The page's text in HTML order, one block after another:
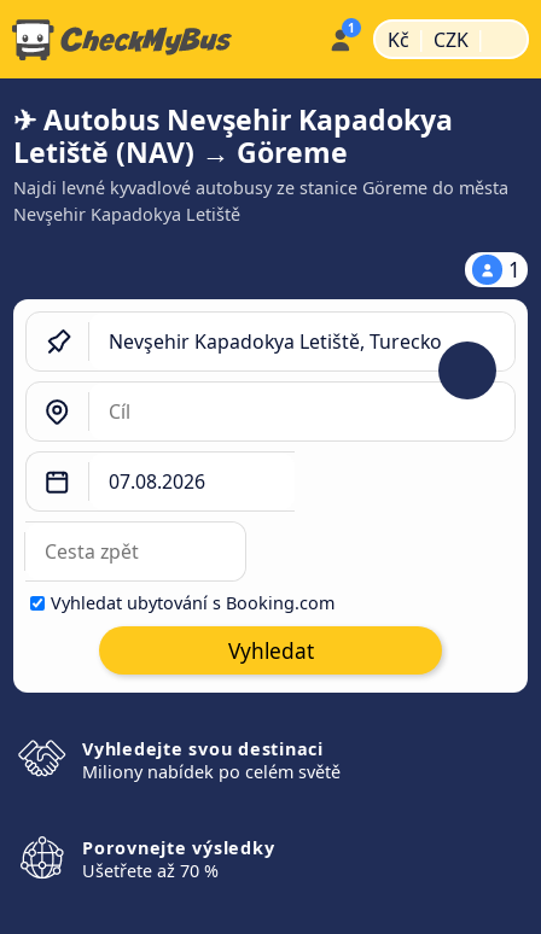
Kč | CZK |
✈ Autobus Nevşehir Kapadokya
Letiště (NAV) → Göreme
Najdi levné kyvadlové autobusy ze stanice Göreme do města
Nevşehir Kapadokya Letiště
1
Vyhledat ubytování s Booking.com
Vyhledat
Vyhledejte svou destinaci
Miliony nabídek po celém světě
Porovnejte výsledky
Ušetřete až 70 %